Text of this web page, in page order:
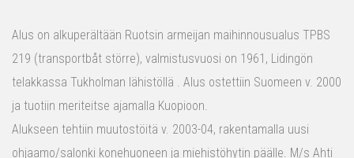
Alus on alkuperältään Ruotsin armeijan maihinnousualus TPBS
219 (transportbåt större), valmistusvuosi on 1961, Lidingön
telakkassa Tukholman lähistöllä . Alus ostettiin Suomeen v. 2000
ja tuotiin meriteitse ajamalla Kuopioon.
Alukseen tehtiin muutostöitä v. 2003-04, rakentamalla uusi
ohjaamo/salonki konehuoneen ja miehistöhytin päälle. M/s Ahti